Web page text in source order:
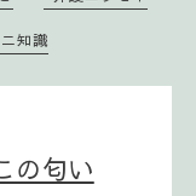
知識
の匂い